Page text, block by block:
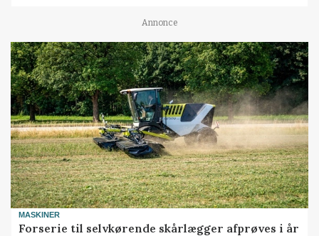
Annonce
MASKINER
Forserie til selvkørende skårlægger afprøves i år